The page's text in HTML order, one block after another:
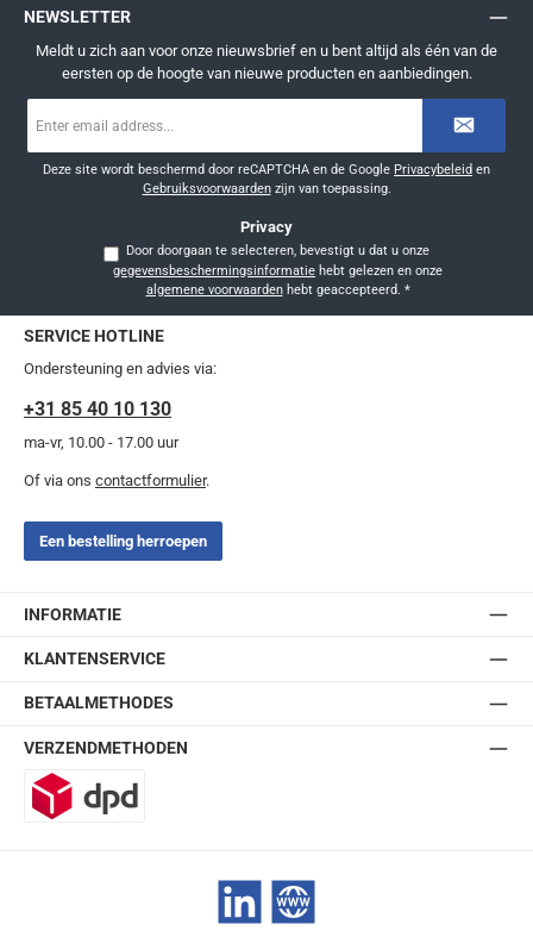
NEWSLETTER
Meldt u zich aan voor onze nieuwsbrief en u bent altijd als één van de
eersten op de hoogte van nieuwe producten en aanbiedingen.
mailadres
Deze site wordt beschermd door reCAPTCHA en de Google Privacybeleid en
Gebruiksvoorwaardenzijn van toepassing.
Privacy
Door doorgaan te selecteren, bevestigt u dat u onze
gegevensbeschermingsinformatie
algemene voorwaardenhebt geaccepteerd. *
SERVICE HOTLINE
Ondersteuning en advies via:
+31 85 40 10 130
ma-vr, 10.00 - 17.00 uur
Of via ons contactformulier.
Een bestelling herroepen
INFORMATIE
KLANTENSERVICE
BETAALMETHODES
VERZENDMETHODEN
LinkedIn Website